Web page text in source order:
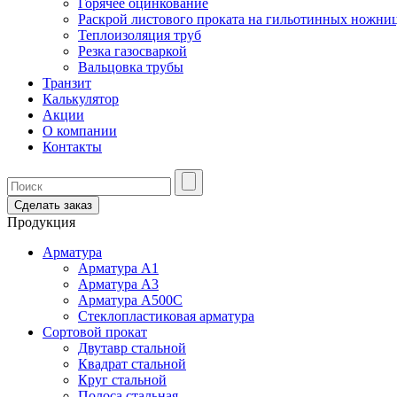
Горячее оцинкование
Раскрой листового проката на гильотинных
Теплоизоляция труб
Резка газосваркой
Вальцовка трубы
Транзит
Калькулятор
Акции
О компании
Контакты
Сделать заказ
Продукция
Арматура
Арматура А1
Арматура А3
Арматура А500С
Стеклопластиковая арматура
Сортовой прокат
Двутавр стальной
Квадрат стальной
Круг стальной